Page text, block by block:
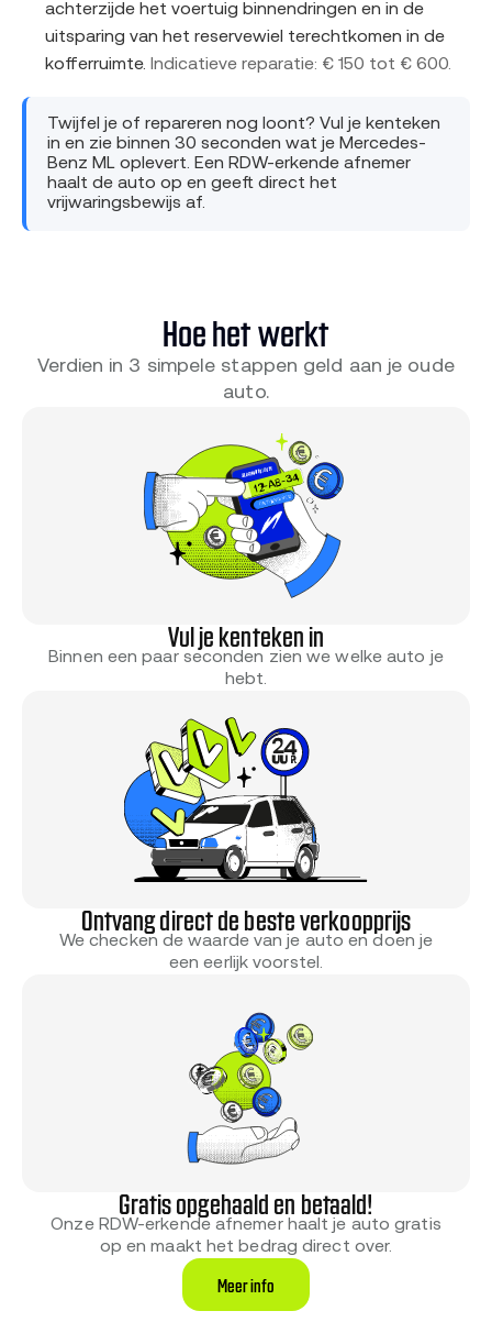
achterzijde het voertuig binnendringen en in de
uitsparing van het reservewiel terechtkomen in de
kofferruimte. Indicatieve reparatie: € 150 tot € 600.
Twijfel je of repareren nog loont? Vul je kenteken
in en zie binnen 30 seconden wat je Mercedes-
Benz ML oplevert. Een RDW-erkende afnemer
haalt de auto op en geeft direct het
vrijwaringsbewijs af.
Hoe het werkt
Verdien in 3 simpele stappen geld aan je oude
auto.
Vul je kenteken in
Binnen een paar seconden zien we welke auto je
hebt.
Ontvang direct de beste verkoopprijs
We checken de waarde van je auto en doen je
een eerlijk voorstel.
Gratis opgehaald en betaald!
Onze RDW-erkende afnemer haalt je auto gratis
op en maakt het bedrag direct over.
Meer info